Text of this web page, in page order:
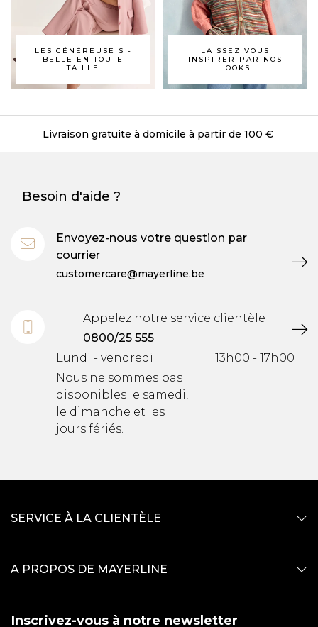
LES GÉNÉREUSE'S -
BELLE EN TOUTE
TAILLE
LAISSEZ VOUS
INSPIRER PAR NOS
LOOKS
Livraison gratuite à domicile à partir de 100 €
Besoin d'aide ?
Envoyez-nous votre question par
courrier
customercare@mayerline.be
Appelez notre service clientèle
0800/25 555
Lundi - vendredi
Nous ne sommes pas
disponibles le samedi,
le dimanche et les
jours fériés.
13h00 - 17h00
SERVICE À LA CLIENTÈLE
A PROPOS DE MAYERLINE
Inscrivez-vous à notre newsletter